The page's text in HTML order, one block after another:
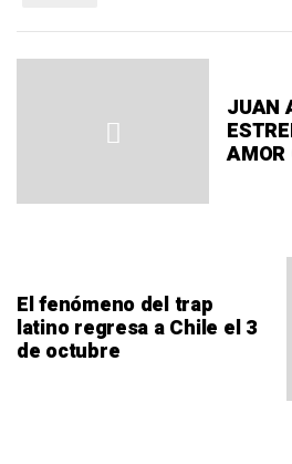
JUAN
AMOR
El fenómeno del trap
latino regresa a Chile el 3
de octubre